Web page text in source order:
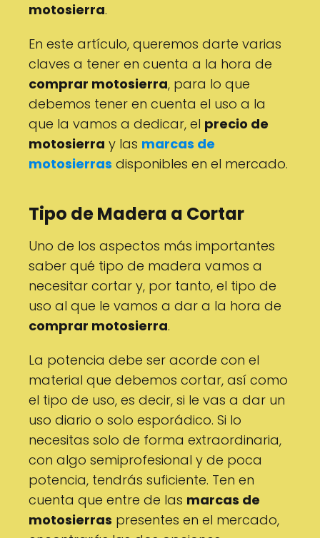
motosierra.
En este artículo, queremos darte varias
claves a tener en cuenta a la hora de
comprar motosierra, para lo que
debemos tener en cuenta el uso a la
que la vamos a dedicar, el precio de
motosierra y las marcas de
motosierras disponibles en el mercado.
Tipo de Madera a Cortar
Uno de los aspectos más importantes
saber qué tipo de madera vamos a
necesitar cortar y, por tanto, el tipo de
uso al que le vamos a dar a la hora de
comprar motosierra.
La potencia debe ser acorde con el
material que debemos cortar, así como
el tipo de uso, es decir, si le vas a dar un
uso diario o solo esporádico. Si lo
necesitas solo de forma extraordinaria,
con algo semiprofesional y de poca
potencia, tendrás suficiente. Ten en
cuenta que entre de las marcas de
motosierras presentes en el mercado,